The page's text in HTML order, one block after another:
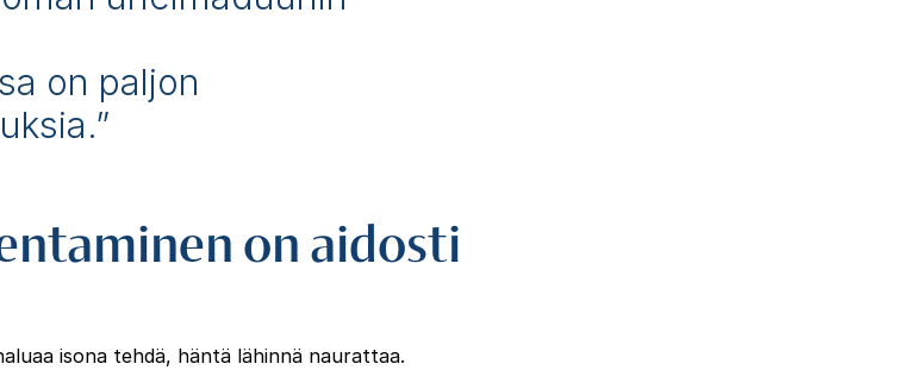
on paljon
on aidosti
isona tehdä, häntä lähinnä naurattaa.